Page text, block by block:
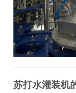
苏打水灌装机